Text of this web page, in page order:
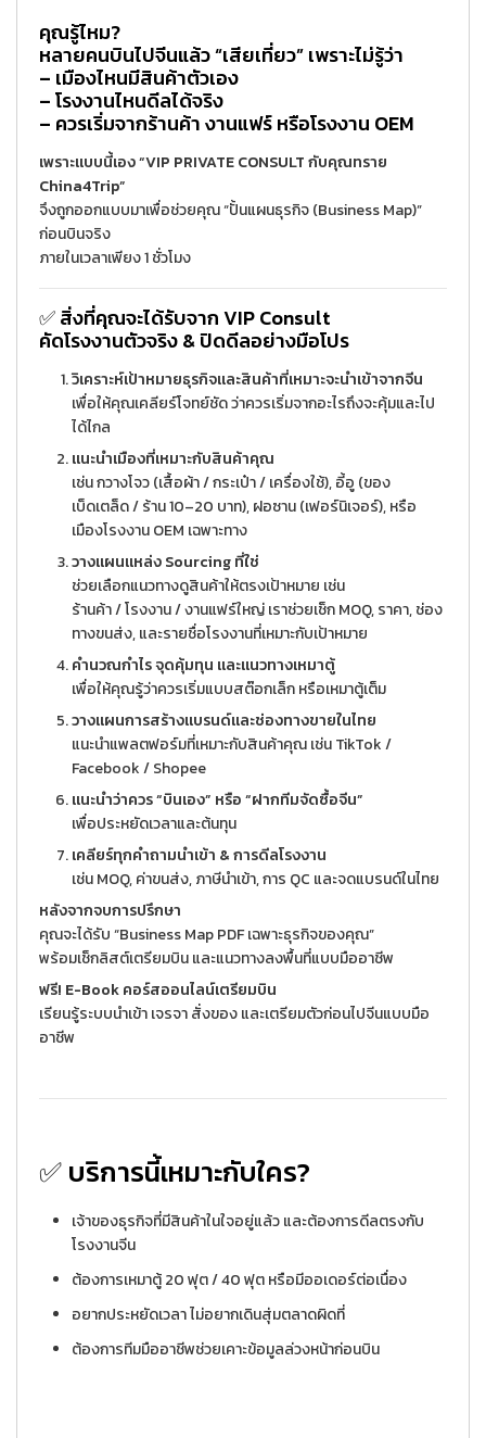
คุณรู้ไหม?
หลายคนบินไปจีนแล้ว “เสียเที่ยว” เพราะไม่รู้ว่า
– เมืองไหนมีสินค้าตัวเอง
– โรงงานไหนดีลได้จริง
– ควรเริ่มจากร้านค้า งานแฟร์ หรือโรงงาน OEM
เพราะแบบนี้เอง “VIP PRIVATE CONSULT กับคุณทราย
China4Trip”
จึงถูกออกแบบมาเพื่อช่วยคุณ “ปั้นแผนธุรกิจ (Business Map)”
ก่อนบินจริง
ภายในเวลาเพียง 1 ชั่วโมง
✅สิ่งที่คุณจะได้รับจาก VIP Consult
คัดโรงงานตัวจริง & ปิดดีลอย่างมือโปร
วิเคราะห์เป้าหมายธุรกิจและสินค้าที่เหมาะจะนำเข้าจากจีน
เพื่อให้คุณเคลียร์โจทย์ชัด ว่าควรเริ่มจากอะไรถึงจะคุ้มและไป
ได้ไกล
แนะนำเมืองที่เหมาะกับสินค้าคุณ
เช่น กวางโจว (เสื้อผ้า / กระเป๋า / เครื่องใช้), อี้อู (ของ
เบ็ดเตล็ด / ร้าน 10–20 บาท), ฝอซาน (เฟอร์นิเจอร์), หรือ
เมืองโรงงาน OEM เฉพาะทาง
วางแผนแหล่ง Sourcing ที่ใช่
ช่วยเลือกแนวทางดูสินค้าให้ตรงเป้าหมาย เช่น
ร้านค้า / โรงงาน / งานแฟร์ใหญ่ เราช่วยเช็ก MOQ, ราคา, ช่อง
ทางขนส่ง, และรายชื่อโรงงานที่เหมาะกับเป้าหมาย
คำนวณกำไร จุดคุ้มทุน และแนวทางเหมาตู้
เพื่อให้คุณรู้ว่าควรเริ่มแบบสต๊อกเล็ก หรือเหมาตู้เต็ม
วางแผนการสร้างแบรนด์และช่องทางขายในไทย
แนะนำแพลตฟอร์มที่เหมาะกับสินค้าคุณ เช่น TikTok /
Facebook / Shopee
แนะนำว่าควร “บินเอง” หรือ “ฝากทีมจัดซื้อจีน”
เพื่อประหยัดเวลาและต้นทุน
เคลียร์ทุกคำถามนำเข้า & การดีลโรงงาน
เช่น MOQ, ค่าขนส่ง, ภาษีนำเข้า, การ QC และจดแบรนด์ในไทย
หลังจากจบการปรึกษา
คุณจะได้รับ “Business Map PDF เฉพาะธุรกิจของคุณ”
พร้อมเช็กลิสต์เตรียมบิน และแนวทางลงพื้นที่แบบมืออาชีพ
ฟรี! E-Book คอร์สออนไลน์เตรียมบิน
เรียนรู้ระบบนำเข้า เจรจา สั่งของ และเตรียมตัวก่อนไปจีนแบบมือ
อาชีพ
✅บริการนี้เหมาะกับใคร?
เจ้าของธุรกิจที่มีสินค้าในใจอยู่แล้ว และต้องการดีลตรงกับ
โรงงานจีน
ต้องการเหมาตู้ 20 ฟุต / 40 ฟุต หรือมีออเดอร์ต่อเนื่อง
อยากประหยัดเวลา ไม่อยากเดินสุ่มตลาดผิดที่
ต้องการทีมมืออาชีพช่วยเคาะข้อมูลล่วงหน้าก่อนบิน